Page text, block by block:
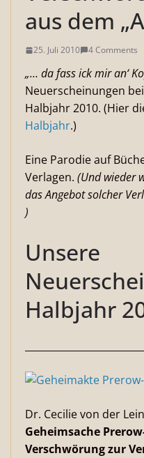
aus dem
25. Juli 2010 4 Comments
„… da fass ick mir an‘
Neuerscheinungen
Halbjahr 2010. (Hier
Halbjahr.)
Eine Parodie auf
Verlagen. (Und wieder
das Angebot solcher
)
Unsere
Halbjahr
Dr. Cecilie von der
Geheimsache
Verschwörung zur